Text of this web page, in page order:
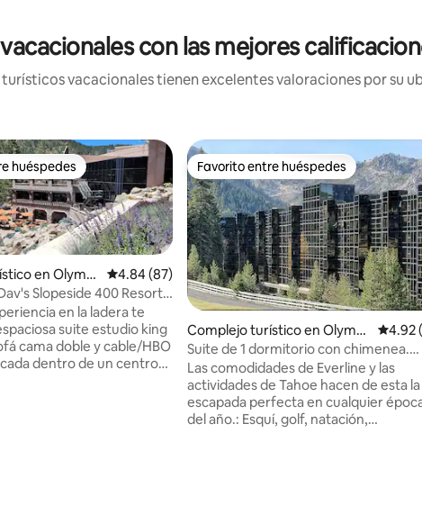
con las mejores
vacacionales tienen excelentes valoraciones por su
5, 54 reseñas
huéspedes
huéspedes
en Olympi
Calificación promedio: 4.84 de 5, 87 reseñas
4.84 (87)
Slopeside 400 Resort
en la ladera te
suite estudio king
cama doble y cable/HBO
dentro de un centro
Favorito entre huéspedes
Favorito entre huéspedes
Complejo turístico en Olympi
c Valley
4.92
Suite de 1 dormitorio con chimenea.
Servicios Everline
Las comodidades de Everline y las
actividades de Tahoe hacen de esta la
escapada perfecta en cualquier
del año.: Esquí, golf, natación,